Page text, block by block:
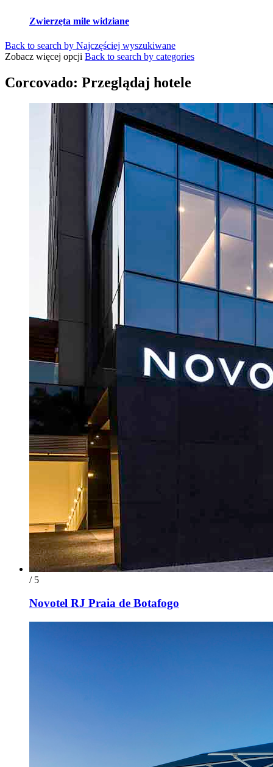
Zwierzęta mile widziane
Back to search by Najczęściej wyszukiwane
Zobacz więcej opcji Back to search by categories
Corcovado: Przeglądaj hotele
/ 5
Novotel RJ Praia de Botafogo